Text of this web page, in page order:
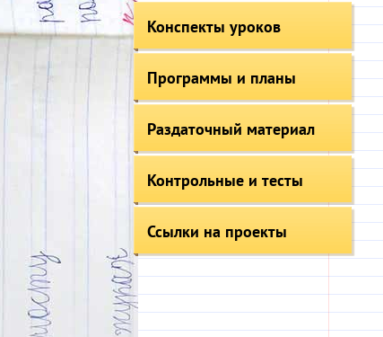
Конспекты уроков
Программы и планы
Раздаточный материал
Контрольные и тесты
Ссылки на проекты